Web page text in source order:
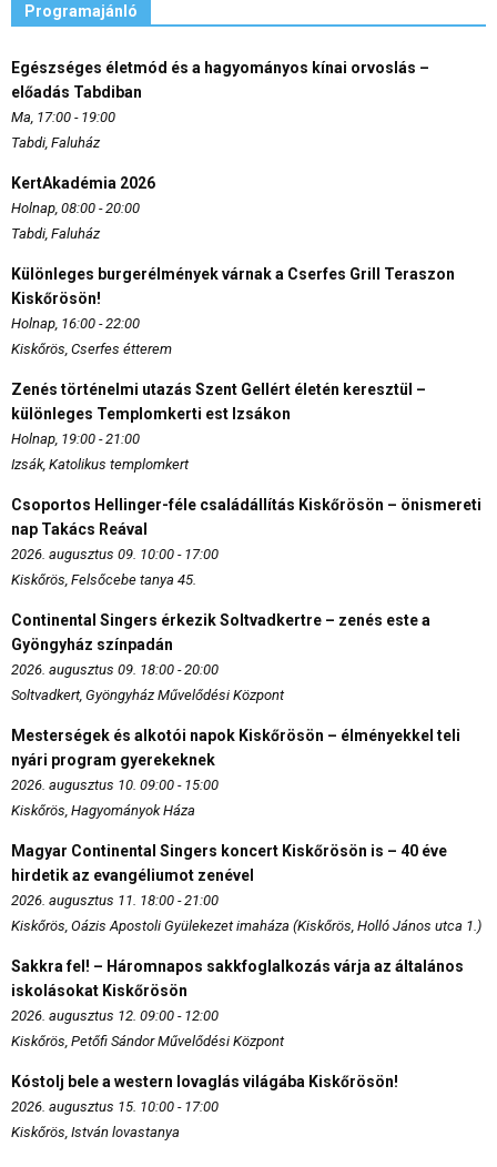
Programajánló
Egészséges életmód és a hagyományos kínai orvoslás –
előadás Tabdiban
Ma, 17:00 - 19:00
Tabdi, Faluház
KertAkadémia 2026
Holnap, 08:00 - 20:00
Tabdi, Faluház
Különleges burgerélmények várnak a Cserfes Grill Teraszon
Kiskőrösön!
Holnap, 16:00 - 22:00
Kiskőrös, Cserfes étterem
Zenés történelmi utazás Szent Gellért életén keresztül –
különleges Templomkerti est Izsákon
Holnap, 19:00 - 21:00
Izsák, Katolikus templomkert
Csoportos Hellinger-féle családállítás Kiskőrösön – önismereti
nap Takács Reával
2026. augusztus 09. 10:00 - 17:00
Kiskőrös, Felsőcebe tanya 45.
Continental Singers érkezik Soltvadkertre – zenés este a
Gyöngyház színpadán
2026. augusztus 09. 18:00 - 20:00
Soltvadkert, Gyöngyház Művelődési Központ
Mesterségek és alkotói napok Kiskőrösön – élményekkel teli
nyári program gyerekeknek
2026. augusztus 10. 09:00 - 15:00
Kiskőrös, Hagyományok Háza
Magyar Continental Singers koncert Kiskőrösön is – 40 éve
hirdetik az evangéliumot zenével
2026. augusztus 11. 18:00 - 21:00
Kiskőrös, Oázis Apostoli Gyülekezet imaháza (Kiskőrös, Holló János utca 1.)
Sakkra fel! – Háromnapos sakkfoglalkozás várja az általános
iskolásokat Kiskőrösön
2026. augusztus 12. 09:00 - 12:00
Kiskőrös, Petőfi Sándor Művelődési Központ
Kóstolj bele a western lovaglás világába Kiskőrösön!
2026. augusztus 15. 10:00 - 17:00
Kiskőrös, István lovastanya